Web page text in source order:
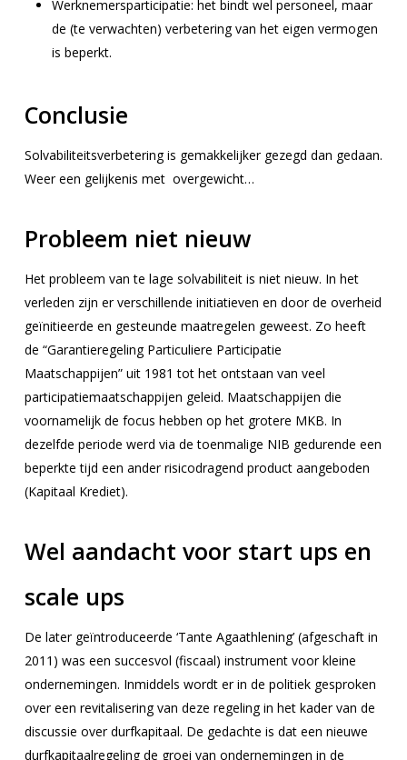
Werknemersparticipatie: het bindt wel personeel, maar
de (te verwachten) verbetering van het eigen vermogen
is beperkt.
Conclusie
Solvabiliteitsverbetering is gemakkelijker gezegd dan gedaan.
Weer een gelijkenis met overgewicht…
Probleem niet nieuw
Het probleem van te lage solvabiliteit is niet nieuw. In het
verleden zijn er verschillende initiatieven en door de overheid
geïnitieerde en gesteunde maatregelen geweest. Zo heeft
de “Garantieregeling Particuliere Participatie
Maatschappijen” uit 1981 tot het ontstaan van veel
participatiemaatschappijen geleid. Maatschappijen die
voornamelijk de focus hebben op het grotere MKB. In
dezelfde periode werd via de toenmalige NIB gedurende een
beperkte tijd een ander risicodragend product aangeboden
(Kapitaal Krediet).
Wel aandacht voor start ups en
scale ups
De later geïntroduceerde ‘Tante Agaathlening’ (afgeschaft in
2011) was een succesvol (fiscaal) instrument voor kleine
ondernemingen. Inmiddels wordt er in de politiek gesproken
over een revitalisering van deze regeling in het kader van de
discussie over durfkapitaal. De gedachte is dat een nieuwe
durfkapitaalregeling de groei van ondernemingen in de